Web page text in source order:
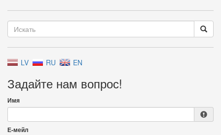
LV RU EN
Задайте нам вопрос!
Имя
Е-мейл